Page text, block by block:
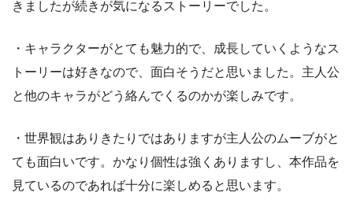
きましたが続きが気になるストーリーでした。
・キャラクターがとても魅力的で、成長していくようなス
トーリーは好きなので、面白そうだと思いました。主人公
と他のキャラがどう絡んでくるのかが楽しみです。
・世界観はありきたりではありますが主人公のムーブがと
ても面白いです。かなり個性は強くありますし、本作品を
見ているのであれば十分に楽しめると思います。